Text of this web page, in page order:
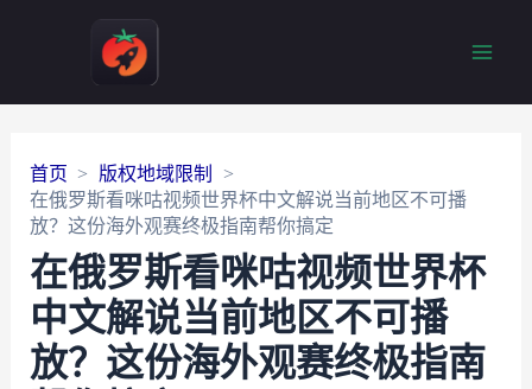
首页
版权地域限制
在俄罗斯看咪咕视频世界杯中文解说当前地区不可播
放？这份海外观赛终极指南帮你搞定
在俄罗斯看咪咕视频世界杯
中文解说当前地区不可播
放？这份海外观赛终极指南